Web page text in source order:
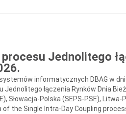
Jednolitego
informatycznych DBAG w
łączenia Rynków Dnia
Słowacja-Polska (SEPS-PSE), Litwa-
the Single Intra-Day Coupling